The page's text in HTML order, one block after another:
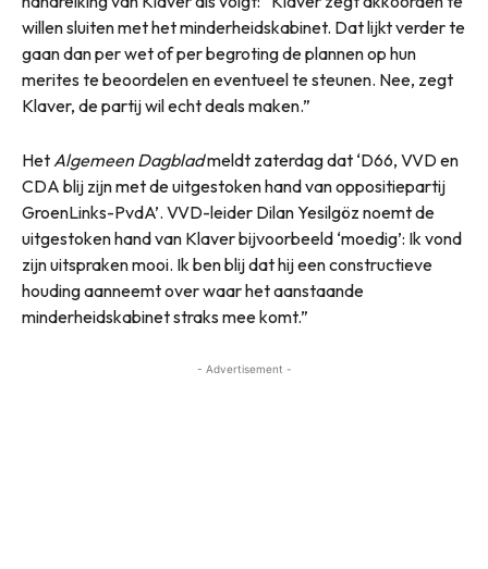
willen sluiten met het minderheidskabinet. Dat lijkt verder te
gaan dan per wet of per begroting de plannen op hun
merites te beoordelen en eventueel te steunen. Nee, zegt
Klaver, de partij wil echt deals maken.”
HetAlgemeen Dagbladmeldt zaterdag dat ‘D66, VVD en
CDA blij zijn met de uitgestoken hand van oppositiepartij
GroenLinks-PvdA’. VVD-leider Dilan Yesilgöz noemt de
uitgestoken hand van Klaver bijvoorbeeld ‘moedig’: Ik vond
zijn uitspraken mooi. Ik ben blij dat hij een constructieve
houding aanneemt over waar het aanstaande
minderheidskabinet straks mee komt.”
- Advertisement -